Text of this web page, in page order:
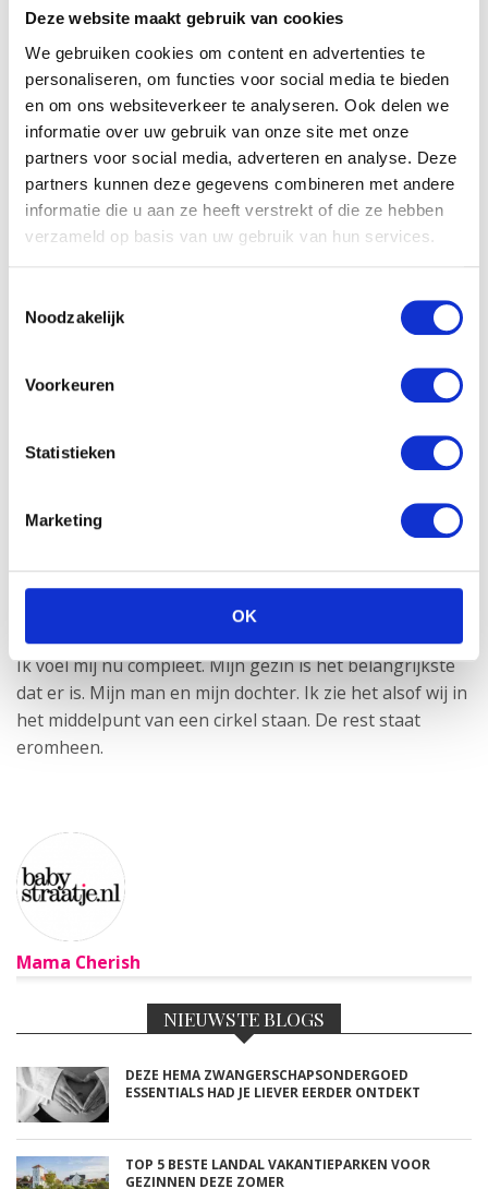
Deze website maakt gebruik van cookies
We gebruiken cookies om content en advertenties te
personaliseren, om functies voor social media te bieden
en om ons websiteverkeer te analyseren. Ook delen we
informatie over uw gebruik van onze site met onze
partners voor social media, adverteren en analyse. Deze
partners kunnen deze gegevens combineren met andere
informatie die u aan ze heeft verstrekt of die ze hebben
verzameld op basis van uw gebruik van hun services.
Noodzakelijk
Voorkeuren
Statistieken
Marketing
OK
Ik vind moeder worden en zijn echt het mooiste dat er is.
Ik voel mij nu compleet. Mijn gezin is het belangrijkste
dat er is. Mijn man en mijn dochter. Ik zie het alsof wij in
het middelpunt van een cirkel staan. De rest staat
eromheen.
Mama Cherish
NIEUWSTE BLOGS
DEZE HEMA ZWANGERSCHAPSONDERGOED
ESSENTIALS HAD JE LIEVER EERDER ONTDEKT
TOP 5 BESTE LANDAL VAKANTIEPARKEN VOOR
GEZINNEN DEZE ZOMER